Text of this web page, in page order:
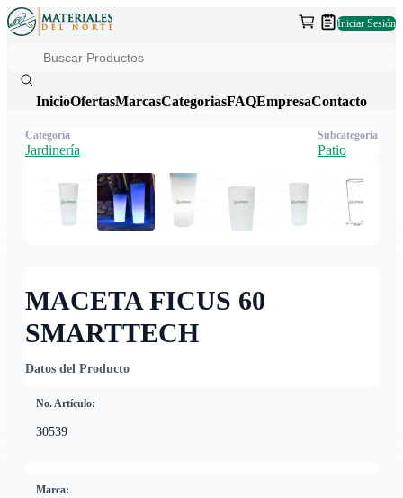
Iniciar Sesión
InicioOfertasMarcasCategoriasFAQEmpresaContacto
MACETA FICUS 60
SMARTTECH
Datos del Producto
No. Artículo:
30539
Marca:
Categoría
Jardinería
Subcategoría
Patio